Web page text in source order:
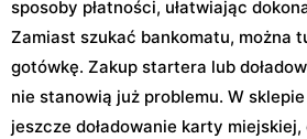
sposoby płatności, ułatwiając
Zamiast szukać bankomatu, można
gotówkę. Zakup startera lub
nie stanowią już problemu. W
jeszcze doładowanie karty